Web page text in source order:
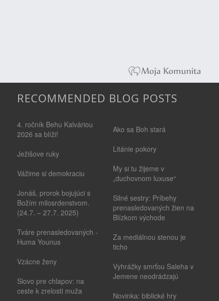
RECOMMENDED BLOG POSTS
4. ročník Behu Kalváriou
2026 sa blíži!
Ježišove ruky
Vážime si demokraciu
Jonáš, prorok bojujúci s
Božím milosrdenstvom.
(24.7. – 27.7. 2025)
Tváre prenasledovaných -
Huma Younus
Vzácne ženy
Slovo pre chlapov: na
ceste k zrelosti muža
Ako sa Boh stará
Litánie pokory
My si tu žijeme v
„duchovnom luxuse“
Silné sestry: Príbehy
prenasledovaných žien na
Blízkom východe
Za mediálnou stenou je
ticho
Vyhrážky smrťou Saleha v
Jemene neodrádzajú
Novinka: biblické hry